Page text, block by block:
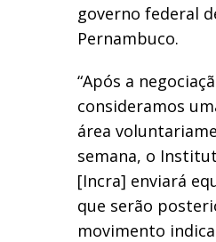
governo federal
Pernambuco.
“Após a
consideramos
área
semana, o
[Incra] enviará
que serão
movimento